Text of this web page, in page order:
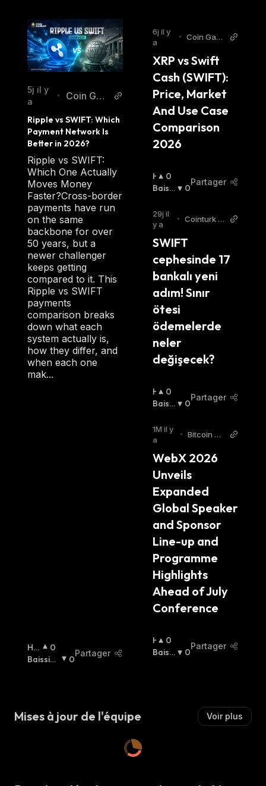
5j il y
a
•
Coin Gab
Ripple vs SWIFT: Which
Payment Network Is
Better in 2026?
Ripple vs SWIFT:
Which One Actually
Moves Money
Faster?Cross-border
payments have run
on the same
backbone for over
50 years, but a
newer challenger
keeps getting
compared to it. This
Ripple vs SWIFT
payments
comparison breaks
down what each
system actually is,
how they differ, and
when each one
mak...
Ha
Uss
0
Baissier
0
Partager
6j il y
a
• Coin Gabb
XRP vs Swift
Cash (SWIFT):
Price, Market
And Use Case
Comparison
2026
H
A
S
S
E
R
:
0
Baissi
0
Partager
29j il
y a
•
Cointurk N
SWIFT
cephesinde 17
bankalı yeni
adım! Sınır
ötesi
ödemelerde
neler
değişecek?
H
A
S
S
E
R
:
0
Baissi
0
Partager
1M il y
a
•
Bitcoin W
WebX 2026
Unveils
Expanded
Global Speaker
and Sponsor
Line-up and
Programme
Highlights
Ahead of July
Conference
H
A
0
Baissi
0
Partager
Mises à jour de l'équipe Voir plus